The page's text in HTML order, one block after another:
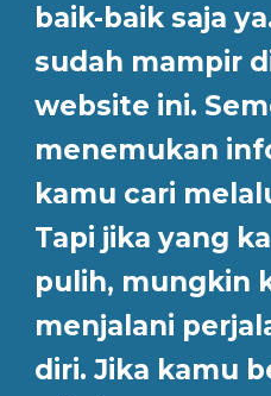
baik-baik saja
sudah mampir
website ini.
menemukan
kamu cari
Tapi jika yang
pulih, mungkin
menjalani
diri. Jika kamu